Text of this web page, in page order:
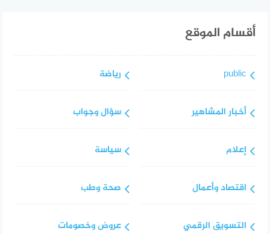
أقسام الموقع
public
أخبار المشاهير
إعلام
اقتصاد وأعمال
التسويق الرقمي
رياضة
سؤال وجواب
سياسة
صحة وطب
عروض وخصومات